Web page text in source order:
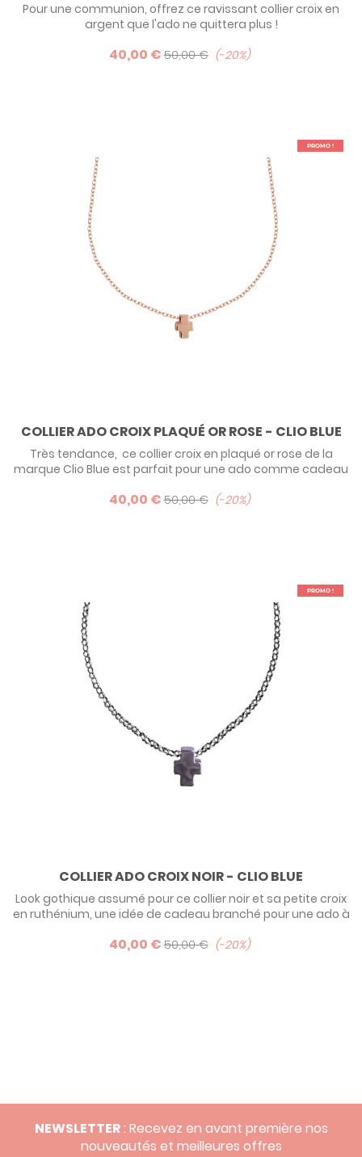
Pour une communion, offrez ce ravissant collier croix en
argent que l'ado ne quittera plus !
40,00 €50,00 € -20%
PROMO !
COLLIER ADO CROIX PLAQUÉ OR ROSE - CLIO BLUE
Très tendance, ce collier croix en plaqué or rose de la
marque Clio Blue est parfait pour une ado comme cadeau
ruthénium (traitement de surface noire).
40,00 €50,00 € -20%
PROMO !
COLLIER ADO CROIX NOIR - CLIO BLUE
Look gothique assumé pour ce collier noir et sa petite croix
en ruthénium, une idée de cadeau branché pour une ado à
sages choisirons la version argent ou plaqué or rose.
40,00 €50,00 € -20%
NEWSLETTER: Recevez en avant première nos
nouveautés et meilleures offres